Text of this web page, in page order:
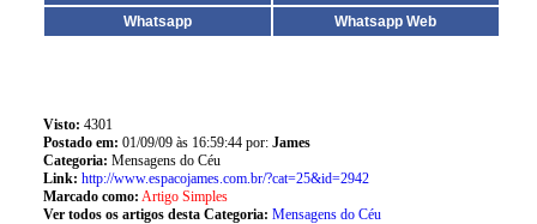
Whatsapp
Whatsapp Web
Visto: 4301
Postado em: 01/09/09 às 16:59:44 por: James
Categoria: Mensagens do Céu
Link: http://www.espacojames.com.br/?cat=25&id=2942
Marcado como: Artigo Simples
Ver todos os artigos desta Categoria: Mensagens do Céu